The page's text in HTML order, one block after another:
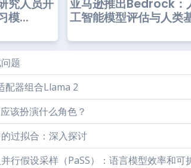
究人员开
模...
亚马逊推出Bedrock：
工智能模型评估与人类
题
配器组合Llama 2
该扮演什么角色？
过拟合：深入探讨
行假设采样（PaSS）：语言模型效率和可